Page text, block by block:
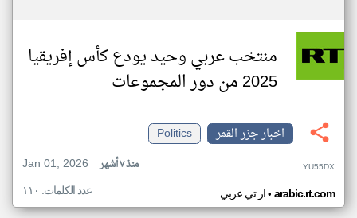
منتخب عربي وحيد يودع كأس إفريقيا
2025 من دور المجموعات
اخبار جزر القمر
Politics
Jan 01, 2026
منذ ٧ أشهر YU55DX
ار تي عربي• arabic.rt.com عدد الكلمات: ١١٠